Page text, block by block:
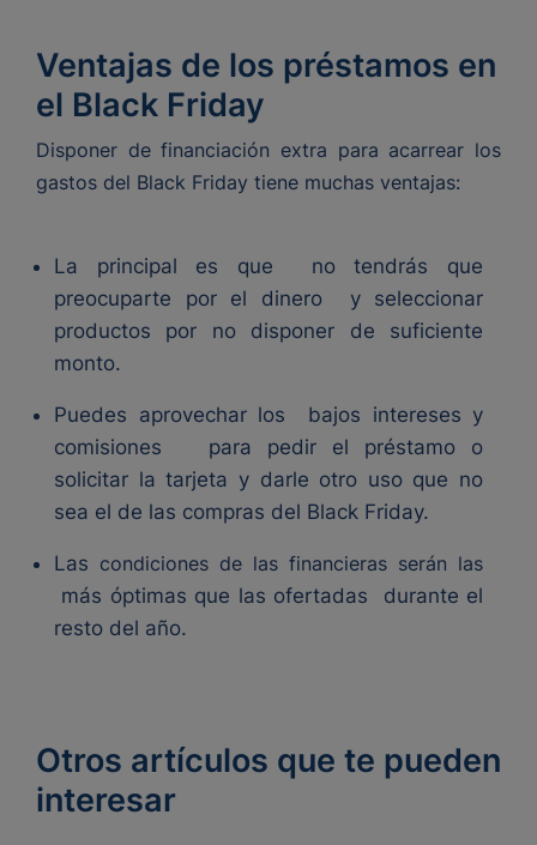
Ventajas de los préstamos en
el Black Friday
Disponer de financiación extra para acarrear los
gastos del Black Friday tiene muchas ventajas:
La principal es que
no tendrás que
preocuparte por el dinero
y seleccionar
productos por no disponer de suficiente
monto.
Puedes aprovechar los
bajos intereses y
comisiones
para pedir el préstamo o
solicitar la tarjeta y darle otro uso que no
sea el de las compras del Black Friday.
Las condiciones de las financieras serán las
más óptimas que las ofertadas
durante el
resto del año.
Otros artículos que te pueden
interesar